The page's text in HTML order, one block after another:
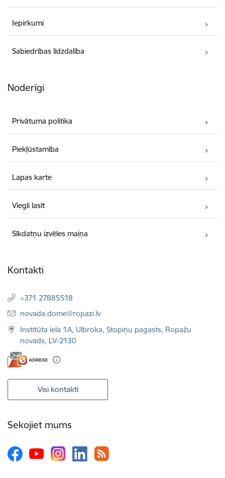
Iepirkumi
Sabiedrības līdzdalība
Noderīgi
Privātuma politika
Piekļūstamība
Lapas karte
Viegli lasīt
Sīkdatņu izvēles maiņa
Kontakti
+371 27885518
E-pasts:
novada.dome@ropazi.lv
Institūta iela 1A, Ulbroka, Stopiņu pagasts, Ropažu
novads, LV-2130
Visi kontakti
Sekojiet mums